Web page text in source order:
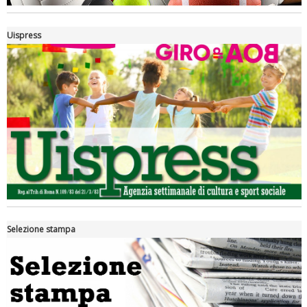
Tiziano Pesce a Radio InBlu2000 traccia il bilancio della stagione
Uispress
Selezione stampa